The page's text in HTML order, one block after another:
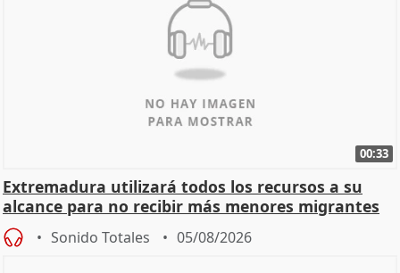
00:33
Extremadura utilizará todos los recursos a su
alcance para no recibir más menores migrantes
Sonido Totales 05/08/2026